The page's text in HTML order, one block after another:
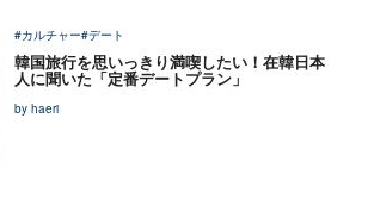
#カルチャー#デート
韓国旅行を思いっきり満喫したい！在韓日本
人に聞いた「定番デートプラン」
by haeri